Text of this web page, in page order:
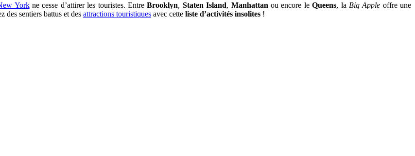
Yorkne cesse d’attirer les touristes. EntreBrooklyn, Staten Island, Manhattan ou encore leQueens, la Big Apple offre une
des sentiers battus et des attractions touristiques avec cette liste d’activités insolites !